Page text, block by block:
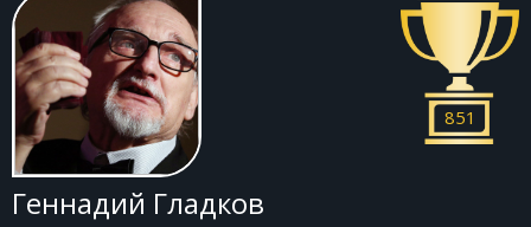
Геннадий Гладков
851